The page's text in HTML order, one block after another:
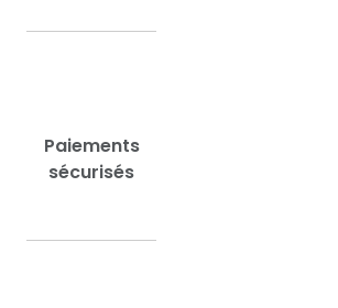
Paiements
sécurisés